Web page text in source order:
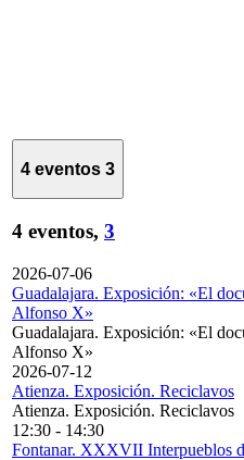
4 eventos 3
4 eventos, 3
2026-07-06
Guadalajara. Exposición: «El
Alfonso X»
Guadalajara. Exposición: «El
Alfonso X»
2026-07-12
Atienza. Exposición. Reciclavos
Atienza. Exposición. Reciclavos
12:30 - 14:30
Fontanar. XXXVII Interpueblos